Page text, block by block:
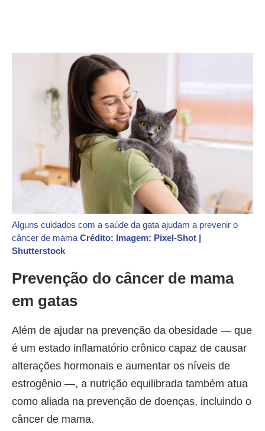
Alguns cuidados com a saúde da gata ajudam a prevenir o
câncer de mama Crédito: Imagem: Pixel-Shot |
Shutterstock
Prevenção do câncer de mama
em gatas
Além de ajudar na prevenção da obesidade — que
é um estado inflamatório crônico capaz de causar
alterações hormonais e aumentar os níveis de
estrogênio —, a nutrição equilibrada também atua
como aliada na prevenção de doenças, incluindo o
câncer de mama.